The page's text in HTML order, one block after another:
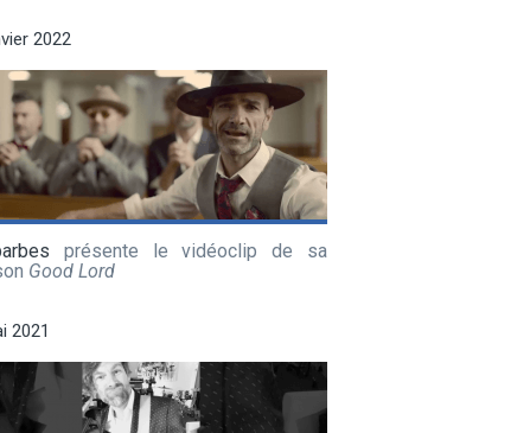
2022
présente le vidéoclip de sa
Good Lord
2021